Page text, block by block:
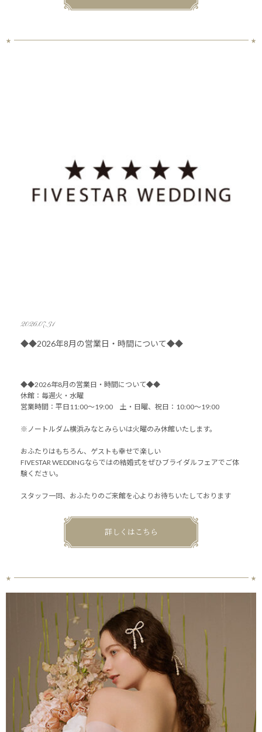
2026.07.31
◆◆2026年8月の営業日・時間について◆◆
◆◆2026年8月の営業日・時間について◆◆
休館：毎週火・水曜
営業時間：平日11:00～19:00 土・日曜、祝日：10:00～19:00
※ノートルダム横浜みなとみらいは火曜のみ休館いたします。
おふたりはもちろん、ゲストも幸せで楽しい
FIVESTAR WEDDINGならではの結婚式をぜひブライダルフェアでご体
験ください。
スタッフ一同、おふたりのご来館を心よりお待ちいたしております
詳しくはこちら